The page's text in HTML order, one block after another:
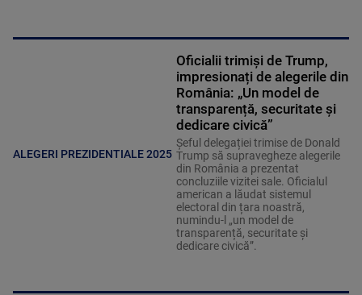
ALEGERI PREZIDENTIALE 2025
Oficialii trimiși de Trump,
impresionați de alegerile din
România: „Un model de
transparență, securitate și
dedicare civică”
Șeful delegației trimise de Donald
Trump să supravegheze alegerile
din România a prezentat
concluziile vizitei sale. Oficialul
american a lăudat sistemul
electoral din țara noastră,
numindu-l „un model de
transparență, securitate și
dedicare civică”.